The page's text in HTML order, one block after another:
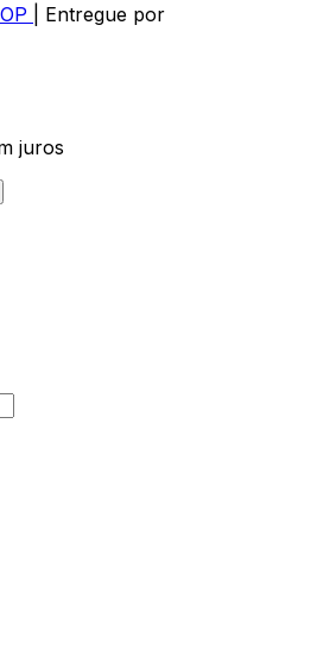
| Entregue por
juros